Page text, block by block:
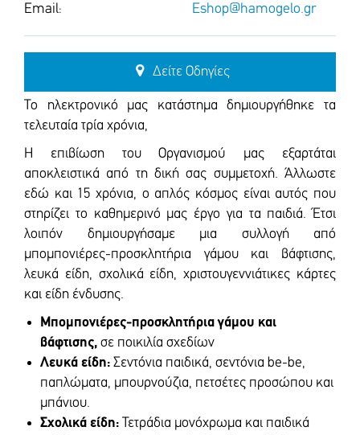
Email:
Eshop@hamogelo.gr
Δείτε Οδηγίες
Το ηλεκτρονικό μας κατάστημα δημιουργήθηκε τα
τελευταία τρία χρόνια,
Η επιβίωση του Οργανισμού μας εξαρτάται
αποκλειστικά από τη δική σας συμμετοχή. Άλλωστε
εδώ και 15 χρόνια, ο απλός κόσμος είναι αυτός που
στηρίζει το καθημερινό μας έργο για τα παιδιά. Έτσι
λοιπόν δημιουργήσαμε μια συλλογή από
μπομπονιέρες-προσκλητήρια γάμου και βάφτισης,
λευκά είδη, σχολικά είδη, χριστουγεννιάτικες κάρτες
και είδη ένδυσης.
Μπομπονιέρες-προσκλητήρια γάμου και
βάφτισης, σε ποικιλία σχεδίων
Λευκά είδη: Σεντόνια παιδικά, σεντόνια be-be,
παπλώματα, μπουρνούζια, πετσέτες προσώπου και
μπάνιου.
Σχολικά είδη: Τετράδια μονόχρωμα και παιδικά